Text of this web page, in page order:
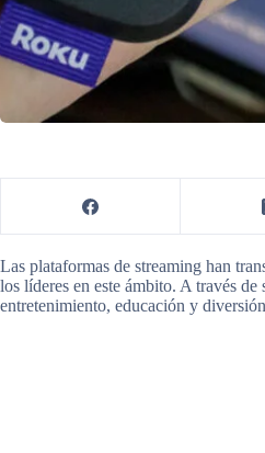
Las plataformas de streaming han
los líderes en este ámbito. A través
entretenimiento, educación y